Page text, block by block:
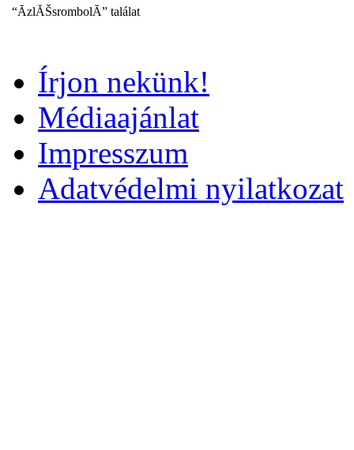
“Ă­zlĂŠsrombolĂ” találat
Írjon nekünk!
Médiaajánlat
Impresszum
Adatvédelmi nyilatkozat